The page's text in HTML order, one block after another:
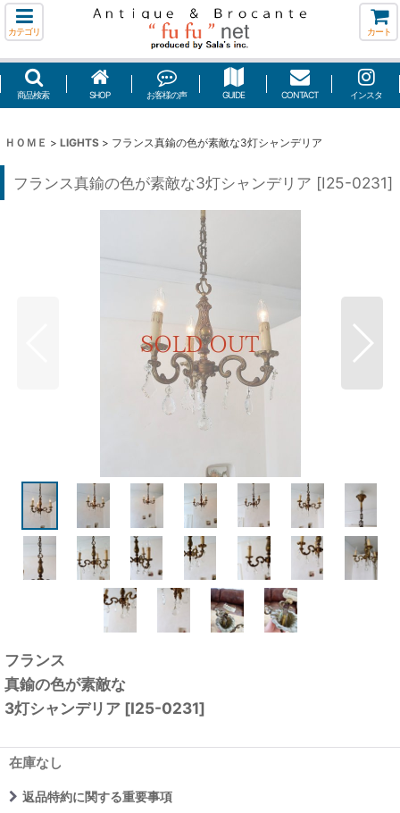
カテゴリ カート
商品検索 SHOP お客様の声 GUIDE CONTACT インスタ
ＨＯＭＥ > LIGHTS > フランス真鍮の色が素敵な3灯シャンデリア
フランス真鍮の色が素敵な3灯シャンデリア [I25-0231]
フランス
真鍮の色が素敵な
3灯シャンデリア [I25-0231]
在庫なし
返品特約に関する重要事項